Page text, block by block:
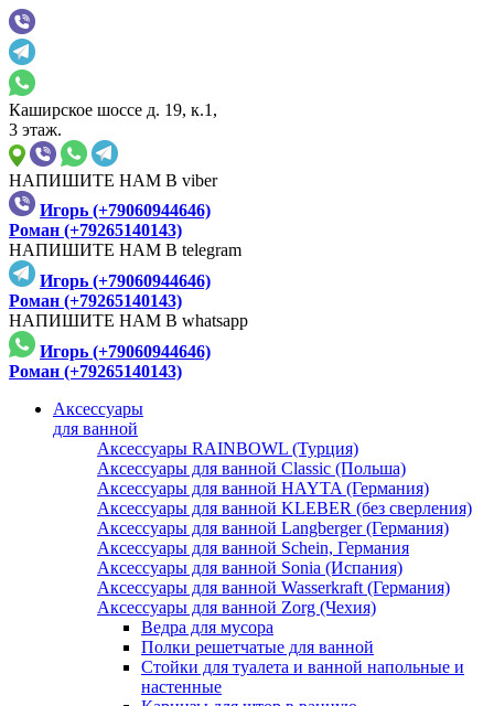
Каширское шоссе д. 19, к.1,
3 этаж.
НАПИШИТЕ НАМ В viber
Игорь (+79060944646)
Роман (+79265140143)
НАПИШИТЕ НАМ В telegram
Игорь (+79060944646)
Роман (+79265140143)
НАПИШИТЕ НАМ В whatsapp
Игорь (+79060944646)
Роман (+79265140143)
Аксессуары
для ванной
Аксессуары RAINBOWL (Турция)
Аксессуары для ванной Classic (Польша)
Аксессуары для ванной HAYTA (Германия)
Аксессуары для ванной KLEBER (без сверления)
Аксессуары для ванной Langberger (Германия)
Аксессуары для ванной Schein, Германия
Аксессуары для ванной Sonia (Испания)
Аксессуары для ванной Wasserkraft (Германия)
Аксессуары для ванной Zorg (Чехия)
Ведра для мусора
Полки решетчатые для ванной
Стойки для туалета и ванной напольные и
настенные